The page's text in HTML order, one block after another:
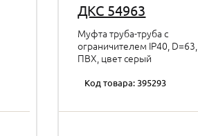
ДКС 54963
Муфта труба-труба с
ограничителем IP40, D=63,
ПВХ, цвет серый
Код товара: 395293